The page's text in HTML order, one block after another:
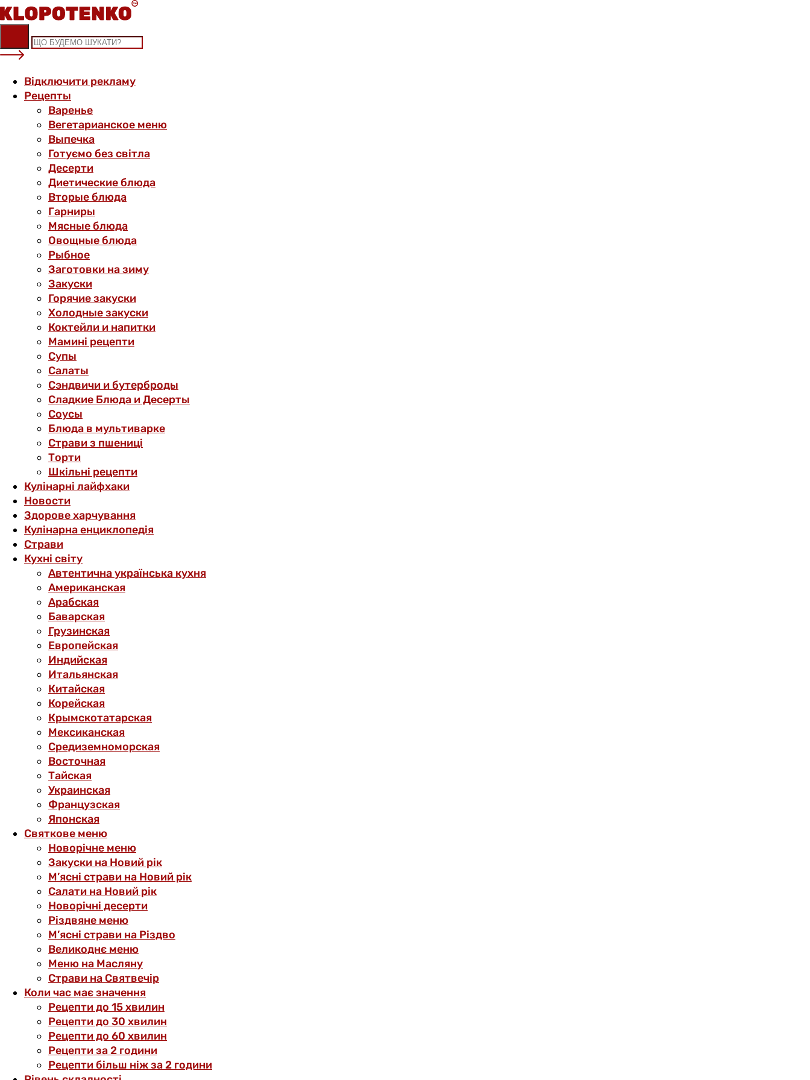
Skip
to
content
Відключити рекламу
Рецепты
Варенье
Вегетарианское меню
Выпечка
Готуємо без світла
Десерти
Диетические блюда
Вторые блюда
Гарниры
Мясные блюда
Овощные блюда
Рыбное
Заготовки на зиму
Закуски
Горячие закуски
Холодные закуски
Коктейли и напитки
Мамині рецепти
Супы
Салаты
Сэндвичи и бутерброды
Сладкие Блюда и Десерты
Соусы
Блюда в мультиварке
Страви з пшениці
Торти
Шкільні рецепти
Кулінарні лайфхаки
Новости
Здорове харчування
Кулінарна енциклопедія
Страви
Кухні світу
Автентична українська кухня
Американская
Арабская
Баварская
Грузинская
Европейская
Индийская
Итальянская
Китайская
Корейская
Крымскотатарская
Мексиканская
Средиземноморская
Восточная
Тайская
Украинская
Французская
Японская
Святкове меню
Новорічне меню
Закуски на Новий рік
М’ясні страви на Новий рік
Салати на Новий рік
Новорічні десерти
Різдвяне меню
М’ясні страви на Різдво
Великоднє меню
Меню на Масляну
Страви на Святвечір
Коли час має значення
Рецепти до 15 хвилин
Рецепти до 30 хвилин
Рецепти до 60 хвилин
Рецепти за 2 години
Рецепти більш ніж за 2 години